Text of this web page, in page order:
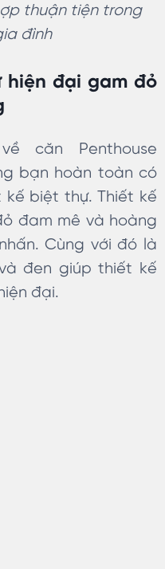
thuận tiện trong
đình
hiện đại gam đỏ
căn Penthouse
bạn hoàn toàn có
biệt thự. Thiết kế
đam mê và hoàng
Cùng với đó là
đen giúp thiết kế
đại.